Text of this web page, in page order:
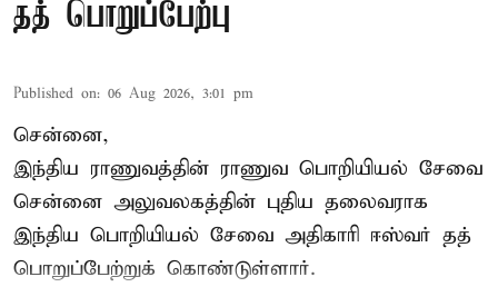
தத் பொறுப்பேற்பு
Published on: 06 Aug 2026, 3:01 pm
சென்னை,
இந்திய ராணுவத்தின் ராணுவ பொறியியல் சேவை
சென்னை அலுவலகத்தின் புதிய தலைவராக
இந்திய பொறியியல் சேவை அதிகாரி ஈஸ்வர் தத்
பொறுப்பேற்றுக் கொண்டுள்ளார்.